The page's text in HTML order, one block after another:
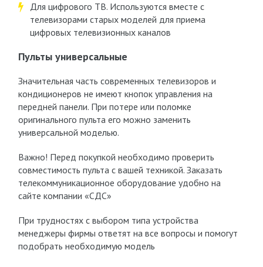
Для цифрового ТВ. Используются вместе с
телевизорами старых моделей для приема
цифровых телевизионных каналов
Пульты универсальные
Значительная часть современных телевизоров и
кондиционеров не имеют кнопок управления на
передней панели. При потере или поломке
оригинального пульта его можно заменить
универсальной моделью.
Важно! Перед покупкой необходимо проверить
совместимость пульта с вашей техникой. Заказать
телекоммуникационное оборудование удобно на
сайте компании «СДС»
При трудностях с выбором типа устройства
менеджеры фирмы ответят на все вопросы и помогут
подобрать необходимую модель